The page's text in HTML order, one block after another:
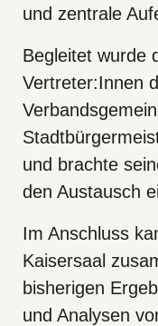
und zentrale
Begleitet wurde
Vertreter:Innen
und brachte
den Austausch
Im Anschluss
Kaisersaal
bisherigen
und Analysen